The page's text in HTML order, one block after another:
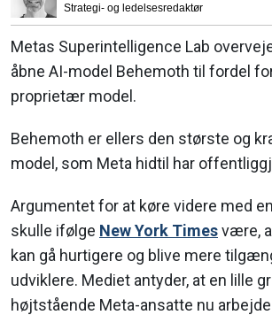
Strategi- og ledelsesredaktør
Metas Superintelligence Lab
åbne AI-model Behemoth til fordel
proprietær model.
Behemoth er ellers den største og
model, som Meta hidtil har
Argumentet for at køre videre med
skulle ifølge New York Timesvære,
kan gå hurtigere og blive mere
udviklere. Mediet antyder, at en lille
højtstående Meta-ansatte nu